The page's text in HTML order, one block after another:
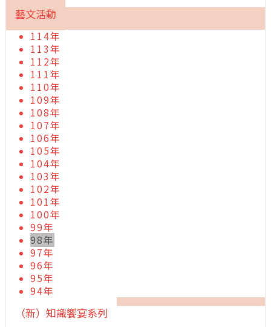
藝文活動
114年
113年
112年
111年
110年
109年
108年
107年
106年
105年
104年
103年
102年
101年
100年
99年
98年
97年
96年
95年
94年
（新）知識饗宴系列